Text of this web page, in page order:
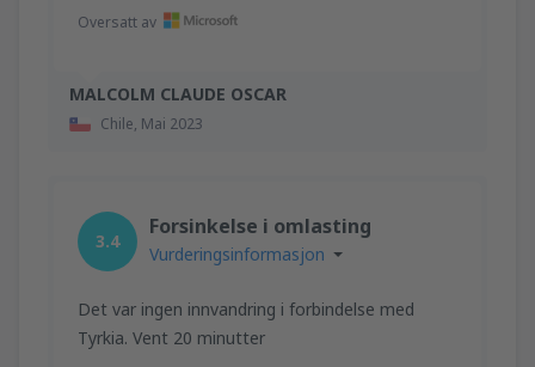
MALCOLM CLAUDE OSCAR
Chile, Mai 2023
Oversatt av
3.4
Forsinkelse i omlasting
Vurderingsinformasjon
Det var ingen innvandring i forbindelse med
Tyrkia. Vent 20 minutter